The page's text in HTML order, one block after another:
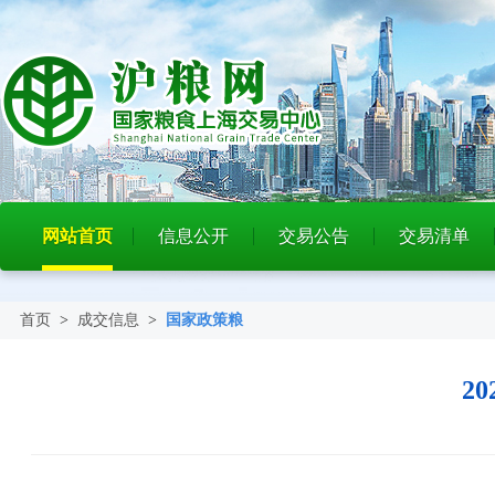
网站首页 信息公开 交易公告 交易清单
首页 > 成交信息 > 国家政策粮